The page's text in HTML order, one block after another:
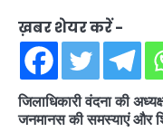
ख़बर शेयर करें -
जिलाधिकारी वंदना की
जनमानस की समस्याएं और